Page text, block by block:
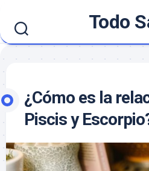
content
Todo
¿Cómo es la
Piscis y